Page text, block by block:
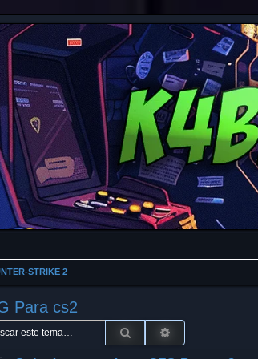
STRIKE 2
Para cs2
Buscar